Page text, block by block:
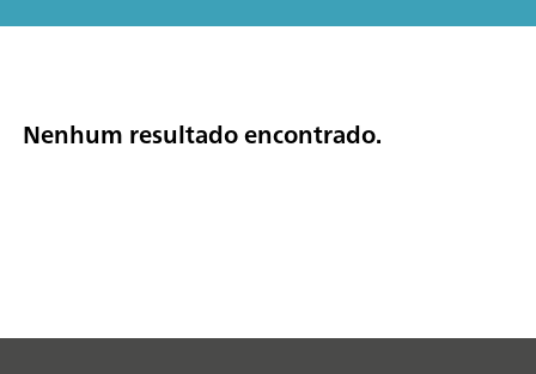
Nenhum resultado encontrado.